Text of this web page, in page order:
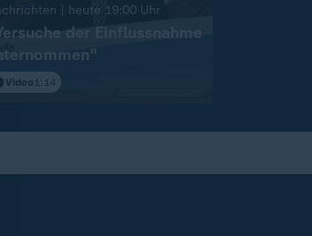
| heute 19:00 Uhr:
der Einflussnahme
Video 1:14